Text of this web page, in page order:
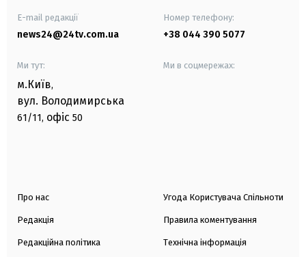
E-mail редакції
news24@24tv.com.ua
Номер телефону:
+38 044 390 5077
Ми тут:
м.Київ,
вул. Володимирська
61/11, офіс 50
Ми в соцмережах:
Про нас
Редакція
Редакційна політика
Угода Користувача Спільноти
Правила коментування
Технічна інформація